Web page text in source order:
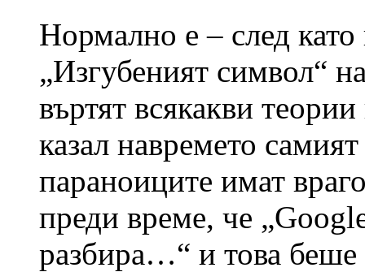
Нормално е – след
„Изгубеният символ“
въртят всякакви
казал навремето
параноиците имат
преди време, че
разбира…“ и това